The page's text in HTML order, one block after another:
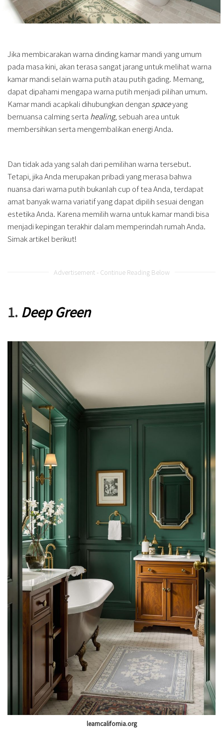
Jika membicarakan warna dinding kamar mandi yang umum
pada masa kini, akan terasa sangat jarang untuk melihat warna
kamar mandi selain warna putih atau putih gading. Memang,
dapat dipahami mengapa warna putih menjadi pilihan umum.
Kamar mandi acapkali dihubungkan dengan spaceyang
bernuansa calming serta healing, sebuah area untuk
membersihkan serta mengembalikan energi Anda.
Dan tidak ada yang salah dari pemilihan warna tersebut.
Tetapi, jika Anda merupakan pribadi yang merasa bahwa
nuansa dari warna putih bukanlah cup of tea Anda, terdapat
amat banyak warna variatif yang dapat dipilih sesuai dengan
estetika Anda. Karena memilih warna untuk kamar mandi bisa
menjadi kepingan terakhir dalam memperindah rumah Anda.
Simak artikel berikut!
Advertisement - Continue Reading Below
1. Deep Green
learncalifornia.org